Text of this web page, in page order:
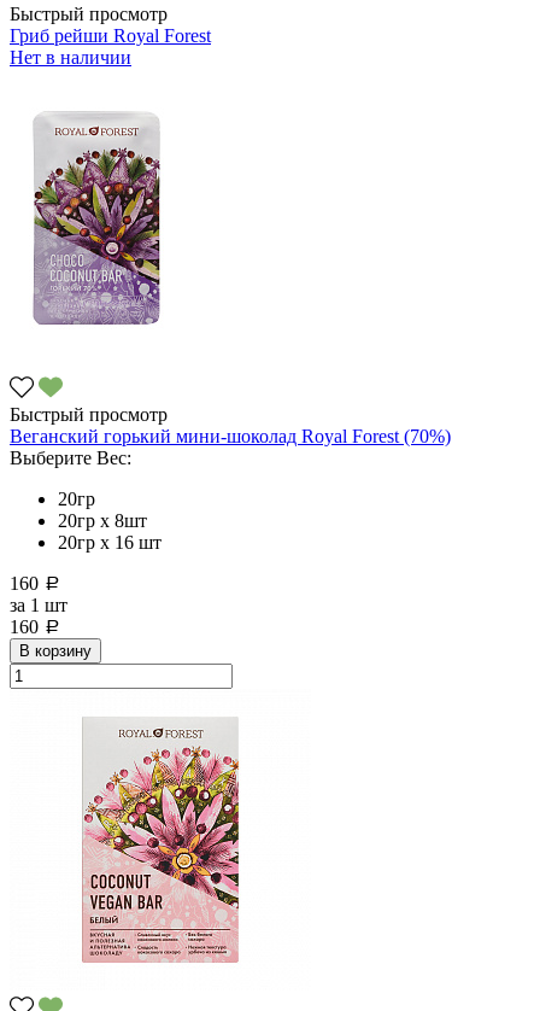
Быстрый просмотр
Гриб рейши Royal Forest
Нет в наличии
Быстрый просмотр
Веганский горький мини-шоколад Royal Forest (70%)
Выберите Вес:
20гр
20гр x 8шт
20гр х 16 шт
160 a
за 1 шт
160 a
В корзину